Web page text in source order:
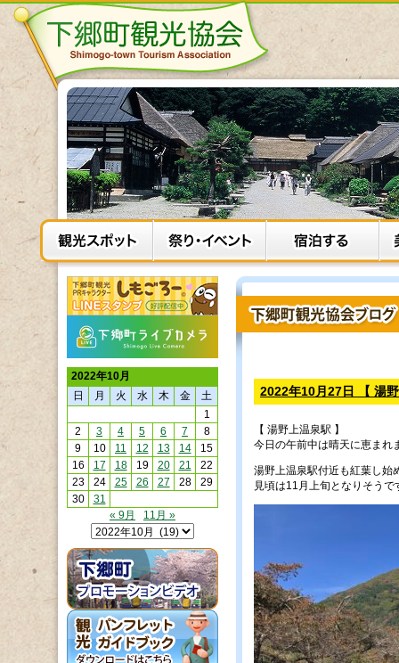
2022年10月27日 【 湯
【 湯野上温泉駅 】
今日の午前中は晴天に恵まれ
湯野上温泉駅付近も紅葉し始
見頃は11月上旬となりそうで
2022年10月
日
月 火 水 木 金
土
1
2
3 4 5 6 7
8
9
10 11 12 13 14
15
16
17 18 19 20 21
22
23
24 25 26 27 28
29
30
31
« 9月
11月 »